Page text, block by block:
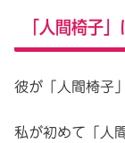
「人間椅子
彼が「人間椅子
私が初めて「人